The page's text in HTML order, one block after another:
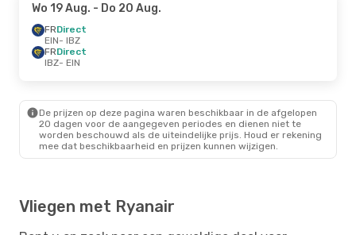
Wo 19 Aug. - Do 20 Aug.
FRDirect
EIN- IBZ
FRDirect
IBZ- EIN
De prijzen op deze pagina waren beschikbaar in de afgelopen
20 dagen voor de aangegeven periodes en dienen niet te
worden beschouwd als de uiteindelijke prijs. Houd er rekening
mee dat beschikbaarheid en prijzen kunnen wijzigen.
Vliegen met Ryanair